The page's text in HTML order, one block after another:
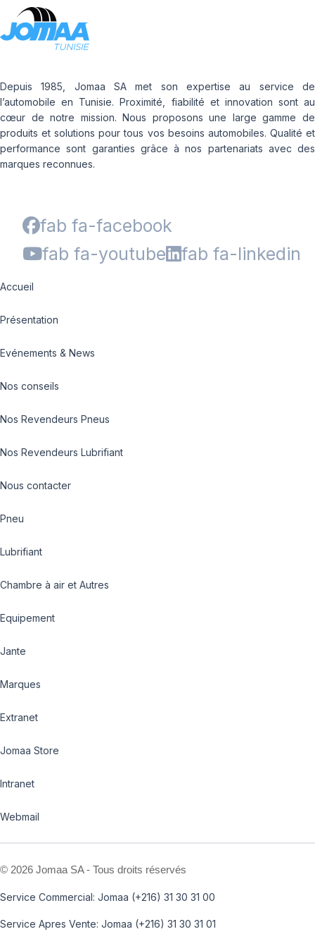
Depuis 1985, Jomaa SA met son expertise au service de
l’automobile en Tunisie. Proximité, fiabilité et innovation sont au
cœur de notre mission. Nous proposons une large gamme de
produits et solutions pour tous vos besoins automobiles. Qualité et
performance sont garanties grâce à nos partenariats avec des
marques reconnues.
fab fa-facebook
fab fa-youtube
fab fa-linkedin
Accueil
Présentation
Evénements & News
Nos conseils
Nos Revendeurs Pneus
Nos Revendeurs Lubrifiant
Nous contacter
Pneu
Lubrifiant
Chambre à air et Autres
Equipement
Jante
Marques
Extranet
Jomaa Store
Intranet
Webmail
© 2026 Jomaa SA - Tous droits réservés
Service Commercial: Jomaa (+216) 31 30 31 00
Service Apres Vente: Jomaa (+216) 31 30 31 01